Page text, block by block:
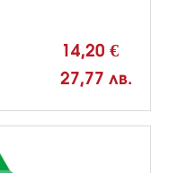
14,20 €
27,77 лв.